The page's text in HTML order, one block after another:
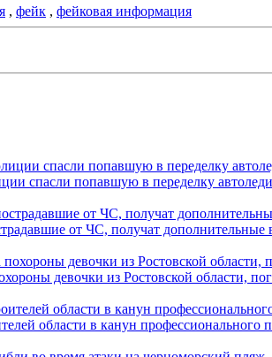
, фейк , фейковая информация
спасли попавшую в переделку
от ЧС, получат
девочки из Ростовской области,
области в канун профессионального